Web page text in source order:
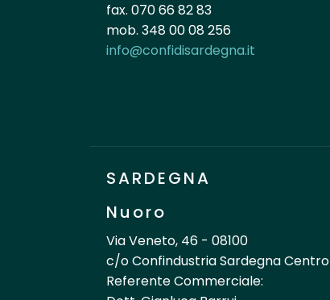
fax. 070 66 82 83
mob. 348 00 08 256
info@confidisardegna.it
SARDEGNA
Nuoro
Via Veneto, 46 - 08100
c/o Confindustria Sardegna Centro
Referente Commerciale: